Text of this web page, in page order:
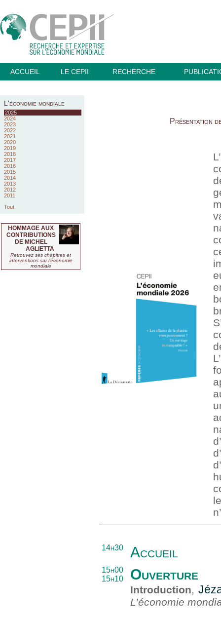
ACCUEIL LE CEPII RECHERCHE
L'économie mondiale
2025
2024
2023
2022
2021
2020
2019
2018
2017
2016
2015
2014
2013
2012
2011
Tout
HOMMAGE AUX
CONTRIBUTIONS
DE MICHEL
AGLIETTA
Retrouvez ses chapitres et
interventions sur l'économie
mondiale
Présentation
14h30 Accueil
15h00
15h10
Ouverture
Introduction,
L’économie